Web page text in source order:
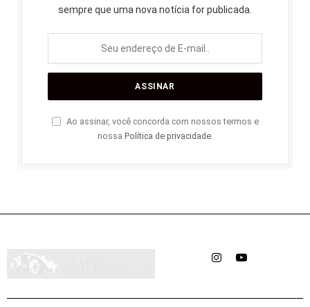
sempre que uma nova notícia for publicada.
Ao assinar, você concorda com nossos termos e
nossa Política de privacidade.
InstagramYouTube